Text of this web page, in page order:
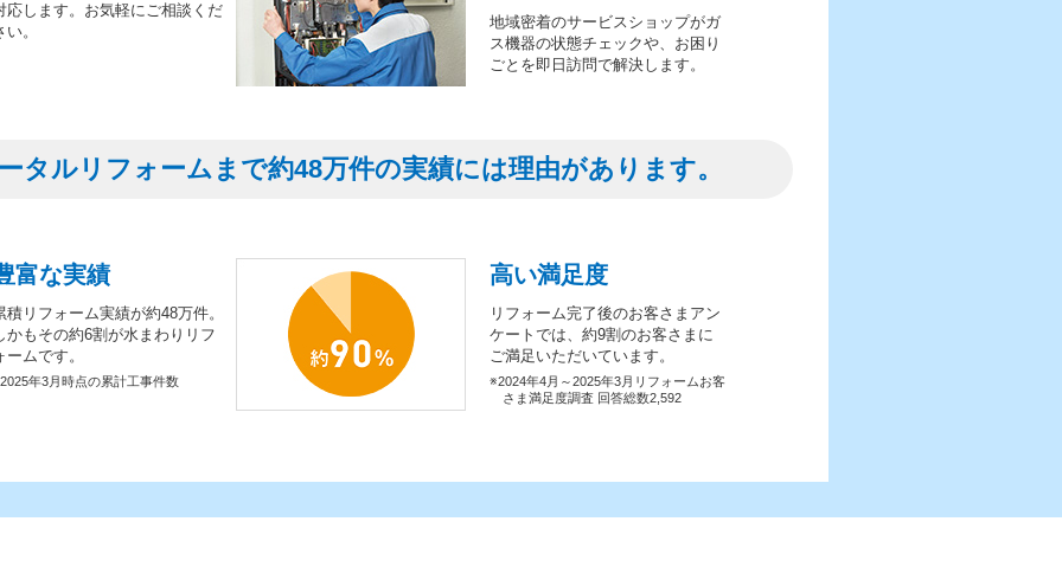
応します。お気軽にご相談くだ
い。
地域密着のサービスショップがガ
ス機器の状態チェックや、お困り
ごとを即日訪問で解決します。
タルリフォームまで約48万件の実績には理由があります。
富な実績
積リフォーム実績が約48万件。
かもその約6割が水まわりリフ
ームです。
年3月時点の累計工事件数
高い満足度
リフォーム完了後のお客さまアン
ケートでは、約9割のお客さまに
ご満足いただいています。
※2024年4月～2025年3月リフォームお客
さま満足度調査 回答総数2,592